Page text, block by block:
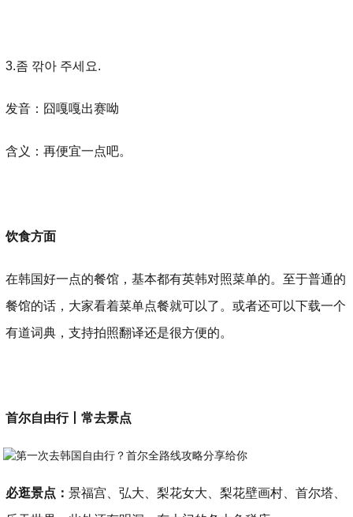
3.좀 깎아 주세요.
发音：囧嘎嘎出赛呦
含义：再便宜一点吧。
饮食方面
在韩国好一点的餐馆，基本都有英韩对照菜单的。至于普通的
餐馆的话，大家看着菜单点餐就可以了。或者还可以下载一个
有道词典，支持拍照翻译还是很方便的。
首尔自由行丨常去景点
必逛景点：景福宫、弘大、梨花女大、梨花壁画村、首尔塔、